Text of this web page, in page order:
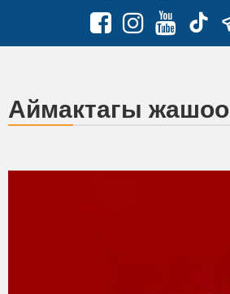
Аймактагы жашоо